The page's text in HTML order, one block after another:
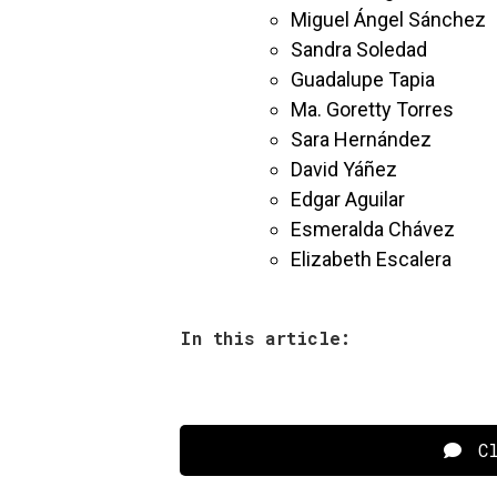
Miguel Ángel Sánchez
Sandra Soledad
Guadalupe Tapia
Ma. Goretty Torres
Sara Hernández
David Yáñez
Edgar Aguilar
Esmeralda Chávez
Elizabeth Escalera
In this article: